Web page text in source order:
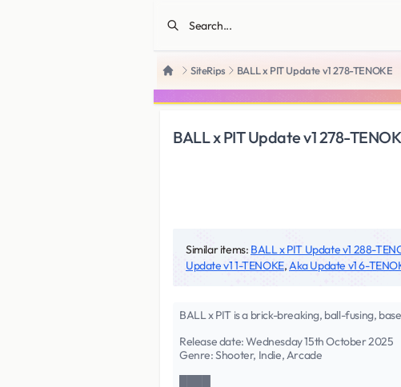
HomeSiteRips BALL x PIT Update v1 278-TENOKE
BALL x PIT Update v1 278-
Similar items: BALL x PIT Update v1 288-
Update v1 1-TENOKE,Aka Update v1 6-
BALL x PIT is a brick-breaking, ball-fusing,
Release date: Wednesday 15th October 2025
Genre: Shooter, Indie, Arcade